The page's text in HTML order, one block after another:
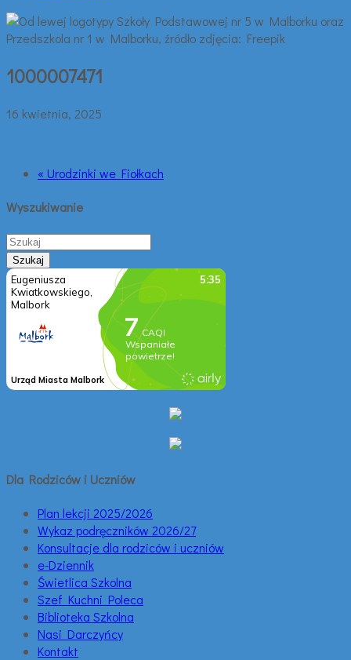
1000007471
16 kwietnia, 2025
« Urodzinki we Fiołkach
Wyszukiwanie
Dla Rodziców i Uczniów
Plan lekcji 2025/2026
Wykaz podręczników 2026/27
Konsultacje dla rodziców i uczniów
e-Dziennik
Świetlica Szkolna
Szef Kuchni Poleca
Biblioteka Szkolna
Nasi Darczyńcy
Kontakt